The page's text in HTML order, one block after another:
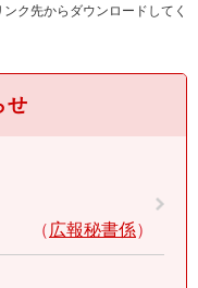
ク先からダウンロードしてく
せ
広報秘書係